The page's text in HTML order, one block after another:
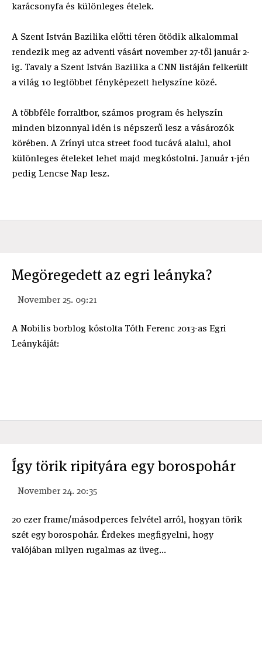
karácsonyfa és különleges ételek.
A Szent István Bazilika előtti téren ötödik alkalommal
rendezik meg az adventi vásárt november 27-től január 2-
ig. Tavaly a Szent István Bazilika a CNN listáján felkerült
a világ 10 legtöbbet fényképezett helyszíne közé.
A többféle forraltbor, számos program és helyszín
minden bizonnyal idén is népszerű lesz a vásározók
körében. A Zrínyi utca street food tucává alalul, ahol
különleges ételeket lehet majd megkóstolni. Január 1-jén
pedig Lencse Nap lesz.
Megöregedett az egri leányka?
November 25. 09:21
A Nobilis borblog kóstolta Tóth Ferenc 2013-as Egri
Leánykáját:
Így törik ripityára egy borospohár
November 24. 20:35
20 ezer frame/másodperces felvétel arról, hogyan törik
szét egy borospohár. Érdekes megfigyelni, hogy
valójában milyen rugalmas az üveg...